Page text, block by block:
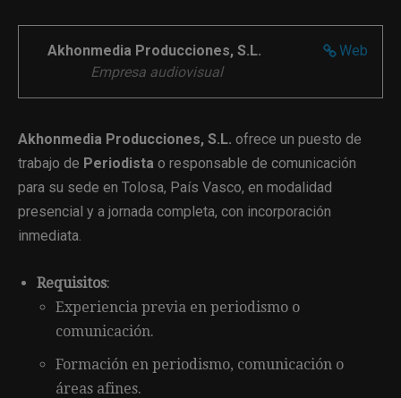
Web
Akhonmedia Producciones, S.L.
Empresa audiovisual
Akhonmedia Producciones, S.L. ofrece un puesto de
trabajo de Periodista o responsable de comunicación
para su sede en Tolosa, País Vasco, en modalidad
presencial y a jornada completa, con incorporación
inmediata.
Requisitos:
Experiencia previa en periodismo o
comunicación.
Formación en periodismo, comunicación o
áreas afines.